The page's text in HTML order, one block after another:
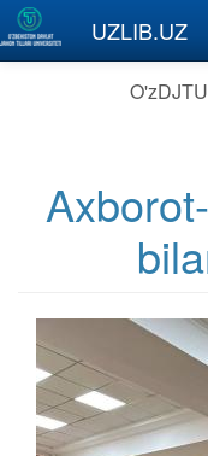
Skip to main content
UZLIB.UZ